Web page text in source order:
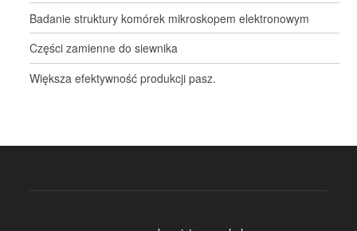
Badanie struktury komórek mikroskopem elektronowym
Części zamienne do siewnika
Większa efektywność produkcji pasz.